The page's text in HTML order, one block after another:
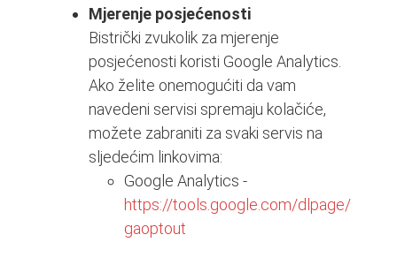
Mjerenje posjećenosti
Bistrički zvukolik za mjerenje
posjećenosti koristi Google Analytics.
Ako želite onemogućiti da vam
navedeni servisi spremaju kolačiće,
možete zabraniti za svaki servis na
sljedećim linkovima:
Google Analytics -
https://tools.google.com/dlpage/
gaoptout